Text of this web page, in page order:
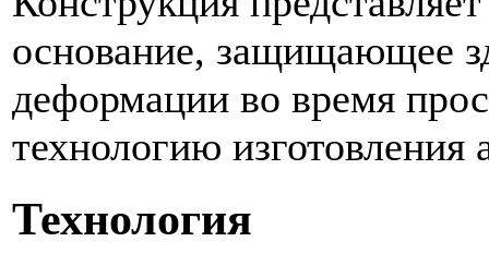
основание, защищающее
деформации во время
технологию
Технология